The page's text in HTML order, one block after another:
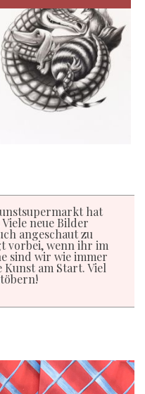
hat
neue Bilder
angeschaut zu
vorbei, wenn ihr im
sind wir wie immer
am Start. Viel